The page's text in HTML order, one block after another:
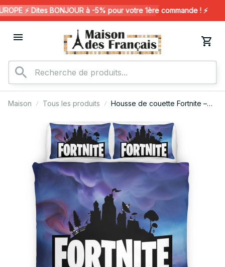
⚡️ Dites BONJOUR à -5% pour votre 1ère commande ! ⚡️
Maison Tous les produits
Housse de couette Fortnite –